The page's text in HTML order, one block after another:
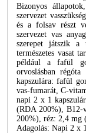
Bizonyos
szervezet
és a folsav részt
szervezet vas
szerepet játszik a
természetes vasat
például a fafül
orvoslásban régóta
kapszulára: fafül
vas-fumarát, C-
napi 2 x 1
(RDA 200%),
200%), réz: 2,4 mg
Adagolás: Napi 2 x